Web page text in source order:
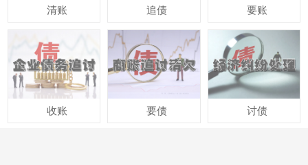
清账
收账
追债
要债
要账
讨债